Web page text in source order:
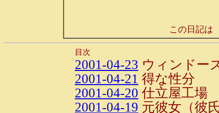
この日記は
目次
2001-04-23 ウィンドー
2001-04-21 得な性分
2001-04-20 仕立屋工場
2001-04-19 元彼女（彼